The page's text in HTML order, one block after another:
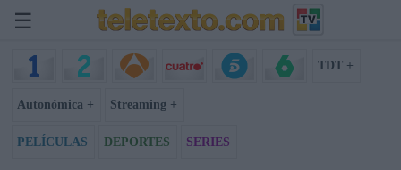
☰
TDT +
Autonómica + Streaming +
PELÍCULAS DEPORTES SERIES